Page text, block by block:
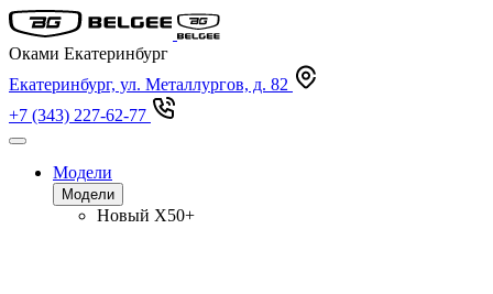
Оками Екатеринбург
Екатеринбург, ул. Металлургов, д. 82
+7 (343) 227-62-77
Модели
Модели
Новый X50+